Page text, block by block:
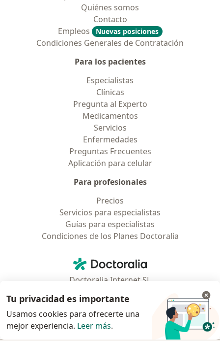
Quiénes somos
Contacto
Empleos
Nuevas posiciones
Condiciones Generales de Contratación
Para los pacientes
Especialistas
Clínicas
Pregunta al Experto
Medicamentos
Servicios
Enfermedades
Preguntas Frecuentes
Aplicación para celular
Para profesionales
Precios
Servicios para especialistas
Guías para especialistas
Condiciones de los Planes Doctoralia
Doctoralia - Página de inicio
Doctoralia Internet SL
08019 Barcelona, Spain
Tu privacidad es importante
Usamos cookies para ofrecerte una
mejor experiencia. Leer más.